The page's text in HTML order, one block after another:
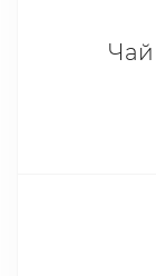
Чай